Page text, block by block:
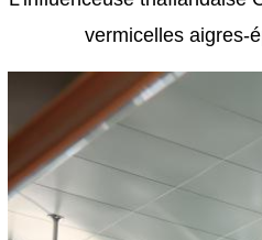
vermicelles aigres-